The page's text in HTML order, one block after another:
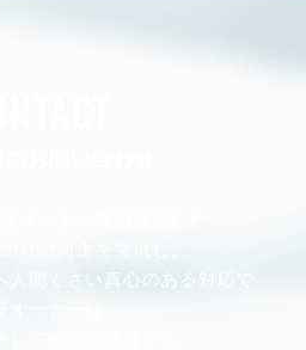
人間くさい真心のある対応で、
して仲介会社様から